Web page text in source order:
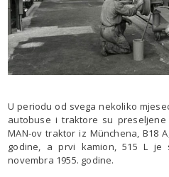
U periodu od svega nekoliko
autobuse i traktore su
MAN-ov traktor iz Münchena, B18
godine, a prvi kamion, 515 L je
novembra 1955. godine.